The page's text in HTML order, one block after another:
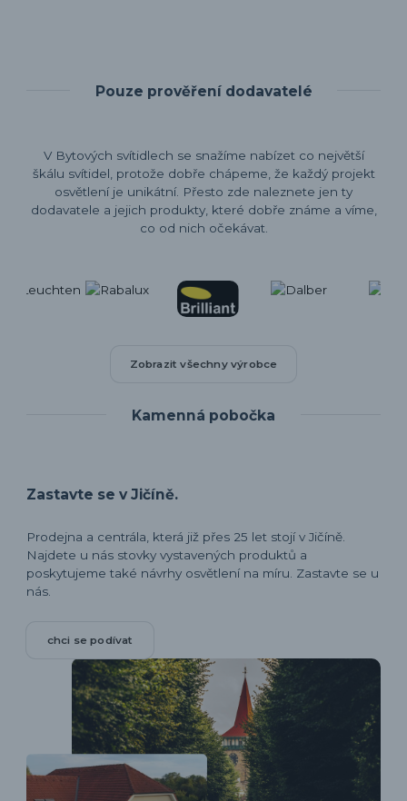
Pouze prověření dodavatelé
V Bytových svítidlech se snažíme nabízet co největší
škálu svítidel, protože dobře chápeme, že každý projekt
osvětlení je unikátní. Přesto zde naleznete jen ty
dodavatele a jejich produkty, které dobře známe a víme,
co od nich očekávat.
Zobrazit všechny výrobce
Kamenná pobočka
Zastavte se v Jičíně.
Prodejna a centrála, která již přes 25 let stojí v Jičíně.
Najdete u nás stovky vystavených produktů a
poskytujeme také návrhy osvětlení na míru. Zastavte se u
nás.
chci se podívat